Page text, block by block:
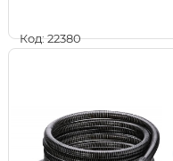
Код: 22380